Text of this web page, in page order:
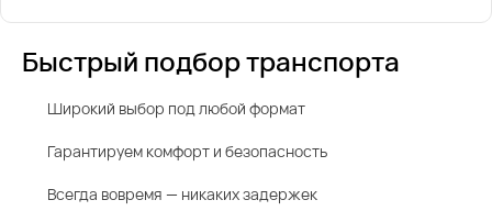
Быстрый подбор транспорта
Широкий выбор под любой формат
Гарантируем комфорт и безопасность
Всегда вовремя — никаких задержек